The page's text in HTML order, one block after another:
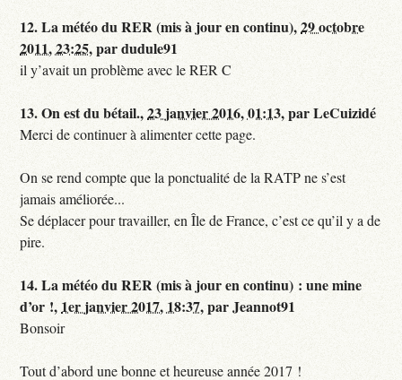
12.La météo du RER (mis à jour en continu),29 octobre
2011, 23:25,pardudule91
il y’avait un problème avec le RER C
13.On est du bétail.,23 janvier 2016, 01:13,parLeCuizidé
Merci de continuer à alimenter cette page.
On se rend compte que la ponctualité de la RATP ne s’est
jamais améliorée...
Se déplacer pour travailler, en Île de France, c’est ce qu’il y a de
pire.
14.La météo du RER (mis à jour en continu) : une mine
d’or !, 1er janvier 2017, 18:37,parJeannot91
Bonsoir
Tout d’abord une bonne et heureuse année 2017 !